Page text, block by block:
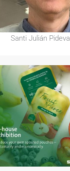
Santi Julián Pidevall